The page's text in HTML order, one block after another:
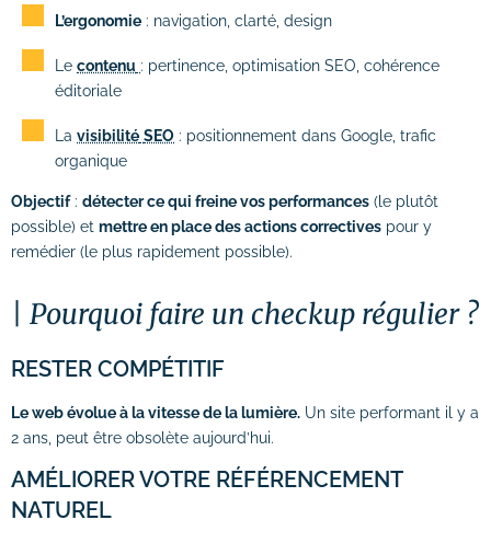
# Formation SEO (référencement naturel)
# Formation SEA (Google Ads)
# Formation SMA (publicités réseaux
sociaux)
# Formation newsletter & emailing
# Formation Photoshop
# Formation Intelligence Artificielle
L’ergonomie : navigation, clarté, design
Le contenu : pertinence, optimisation SEO, cohérence
éditoriale
La visibilité SEO : positionnement dans Google, trafic
organique
Objectif: détecter ce qui freine vos performances (le plutôt
possible) et mettre en place des actions correctives pour y
remédier (le plus rapidement possible).
Pourquoi faire un checkup régulier ?
RESTER COMPÉTITIF
Le web évolue à la vitesse de la lumière. Un site performant il y a
2 ans, peut être obsolète aujourd’hui.
AMÉLIORER VOTRE RÉFÉRENCEMENT
NATUREL